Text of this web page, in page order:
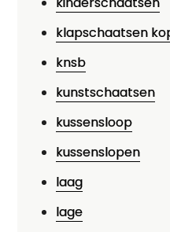
klapschaatsen
knsb
kunstschaatsen
kussensloop
kussenslopen
laag
lage